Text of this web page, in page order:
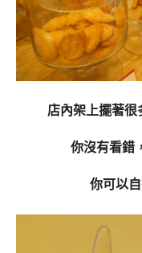
店內架上擺著很
你沒有看錯
你可以